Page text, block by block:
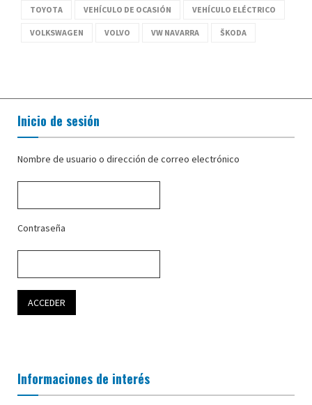
TOYOTA VEHÍCULO DE OCASIÓN VEHÍCULO ELÉCTRICO
VOLKSWAGEN VOLVO VW NAVARRA ŠKODA
Inicio de sesión
Nombre de usuario o dirección de correo electrónico
Contraseña
Informaciones de interés